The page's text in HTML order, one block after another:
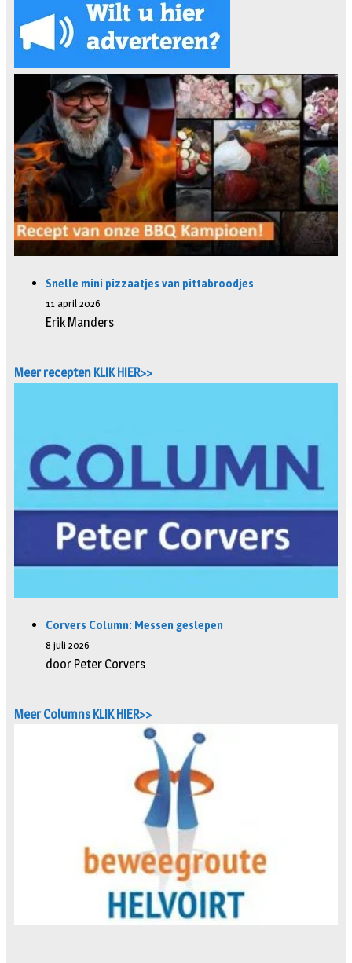
Snelle mini pizzaatjes van pittabroodjes
11 april 2026
Erik Manders
Meer recepten KLIK HIER>>
Corvers Column: Messen geslepen
8 juli 2026
door Peter Corvers
Meer Columns KLIK HIER>>